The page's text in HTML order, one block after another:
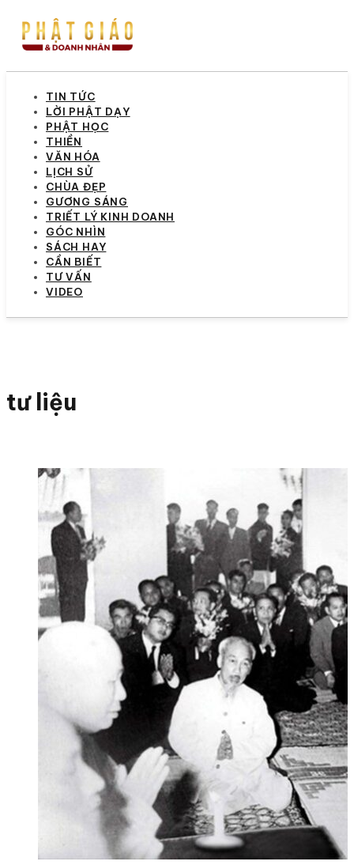
TIN TỨC
LỜI PHẬT DẠY
PHẬT HỌC
THIỀN
VĂN HÓA
LỊCH SỬ
CHÙA ĐẸP
GƯƠNG SÁNG
TRIẾT LÝ KINH DOANH
GÓC NHÌN
SÁCH HAY
CẦN BIẾT
TƯ VẤN
VIDEO
tư liệu